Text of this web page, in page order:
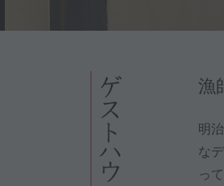
ゲストハウス神
漁
明
な
っ